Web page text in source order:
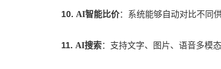
10. AI智能比价：系统能够自动对比不同
11. AI搜索：支持文字、图片、语音多模